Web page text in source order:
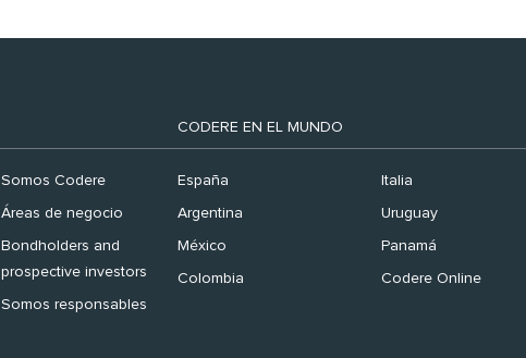
Somos Codere
Áreas de negocio
Bondholders and
prospective investors
Somos responsables
CODERE EN EL MUNDO
España Italia
Argentina Uruguay
México Panamá
Colombia Codere Online